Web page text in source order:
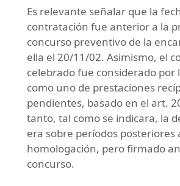
Es relevante señalar que la
contratación fue anterior a la
concurso preventivo de la
ella el 20/11/02. Asimismo, el
celebrado fue considerado por
como uno de prestaciones
pendientes, basado en el art.
tanto, tal como se indicara, la
era sobre períodos posteriores
homologación, pero firmado
concurso.